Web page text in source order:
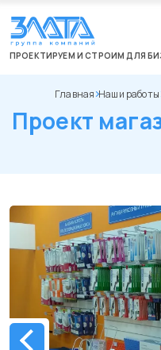
ПРОЕКТИРУЕМ И СТРОИМ ДЛЯ
Главная Наши работы
Проект